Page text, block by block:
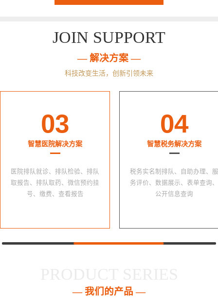
JOIN SUPPORT
— 解决方案 —
科技改变生活，创新引领未来
03
智慧医院解决方案
医院排队就诊、排队检验、排队
取报告、排队取药、微信预约挂
号、缴费、查看报告
04
智慧税务解决方案
税务实名制排队、自助办理、服
务评价、数据展示、表单查询、
公开信息查询
— 我们的产品 —